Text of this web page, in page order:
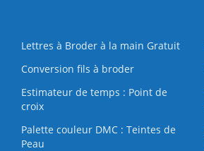
Lettres à Broder à la main Gratuit
Conversion fils à broder
Estimateur de temps : Point de
croix
Palette couleur DMC : Teintes de
Peau